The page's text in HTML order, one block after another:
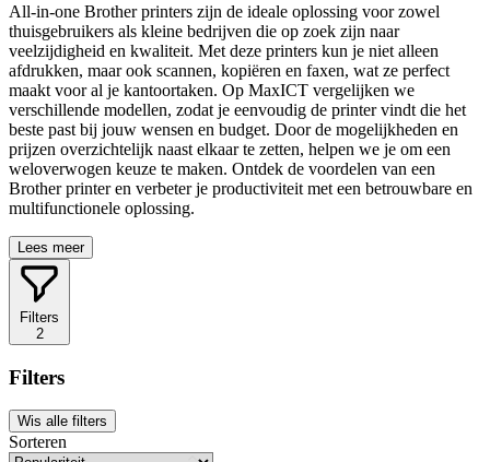
All-in-one Brother printers zijn de ideale oplossing voor zowel
thuisgebruikers als kleine bedrijven die op zoek zijn naar
veelzijdigheid en kwaliteit. Met deze printers kun je niet alleen
afdrukken, maar ook scannen, kopiëren en faxen, wat ze perfect
maakt voor al je kantoortaken. Op MaxICT vergelijken we
verschillende modellen, zodat je eenvoudig de printer vindt die het
beste past bij jouw wensen en budget. Door de mogelijkheden en
prijzen overzichtelijk naast elkaar te zetten, helpen we je om een
weloverwogen keuze te maken. Ontdek de voordelen van een
Brother printer en verbeter je productiviteit met een betrouwbare en
multifunctionele oplossing.
Lees meer
Filters
2
Filters
Wis alle filters
Sorteren